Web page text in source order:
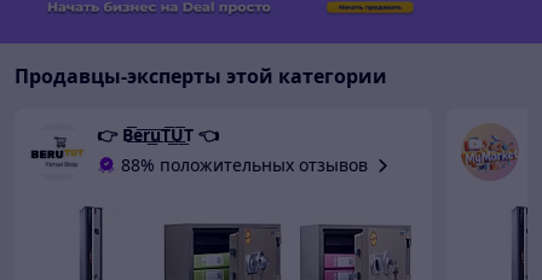
Продавцы-эксперты этой категории
👉 B͟͞e͟͞r͟͟͞u͟͞T͟͟͞U͟͟͞T 👈
88% положительных отзывов